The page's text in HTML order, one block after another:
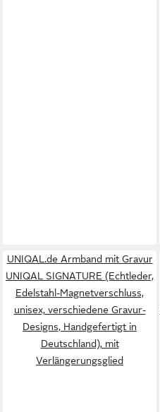
UNIQAL.de Armband mit Gravur
UNIQAL SIGNATURE (Echtleder,
Edelstahl-Magnetverschluss,
unisex, verschiedene Gravur-
Designs, Handgefertigt in
Deutschland), mit
Verlängerungsglied